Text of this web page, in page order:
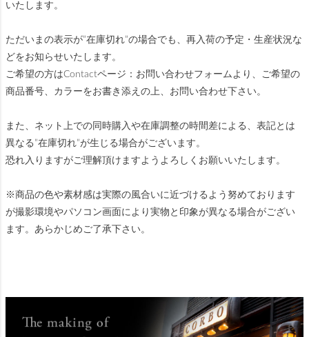
いたします。
ただいまの表示が”在庫切れ”の場合でも、再入荷の予定・生産状況な
どをお知らせいたします。
ご希望の方はContactページ：お問い合わせフォームより、ご希望の
商品番号、カラーをお書き添えの上、お問い合わせ下さい。
また、ネット上での同時購入や在庫調整の時間差による、表記とは
異なる”在庫切れ”が生じる場合がございます。
恐れ入りますがご理解頂けますようよろしくお願いいたします。
※商品の色や素材感は実際の風合いに近づけるよう努めております
が撮影環境やパソコン画面により実物と印象が異なる場合がござい
ます。あらかじめご了承下さい。